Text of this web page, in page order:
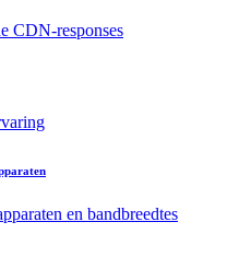
CDN-responses
en bandbreedtes